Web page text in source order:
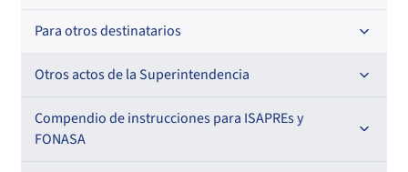
Resoluciones
Oficios Circulares
Circulares
Circulares internas
Resoluciones
Para otros destinatarios
Circulares
Otros actos de la Superintendencia
Antecedentes preparatorios de normas que afecten a
EMT Ley N° 20.416
Compendio de instrucciones para ISAPREs y
FONASA